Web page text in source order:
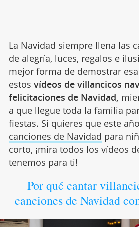
La Navidad siempre llena las
de alegría, luces, regalos e
mejor forma de demostrar
estos vídeos de villancicos
felicitaciones de Navidad,
a que llegue toda la familia
fiestas. Si quieres que este
canciones de Navidad para
corto, ¡mira todos los vídeos
tenemos para ti!
Por qué cantar
canciones de Navidad